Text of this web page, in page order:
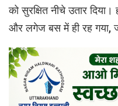
को सुरक्षित नीचे उतार
और लगेज बस में ही रह गया,